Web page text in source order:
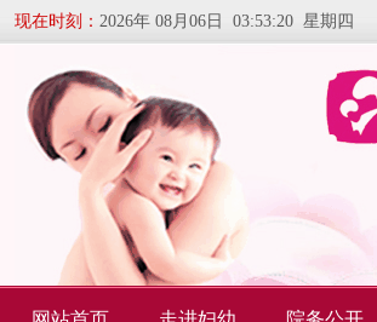
现在时刻： 2026年 08月06日 03:53:20 星期四